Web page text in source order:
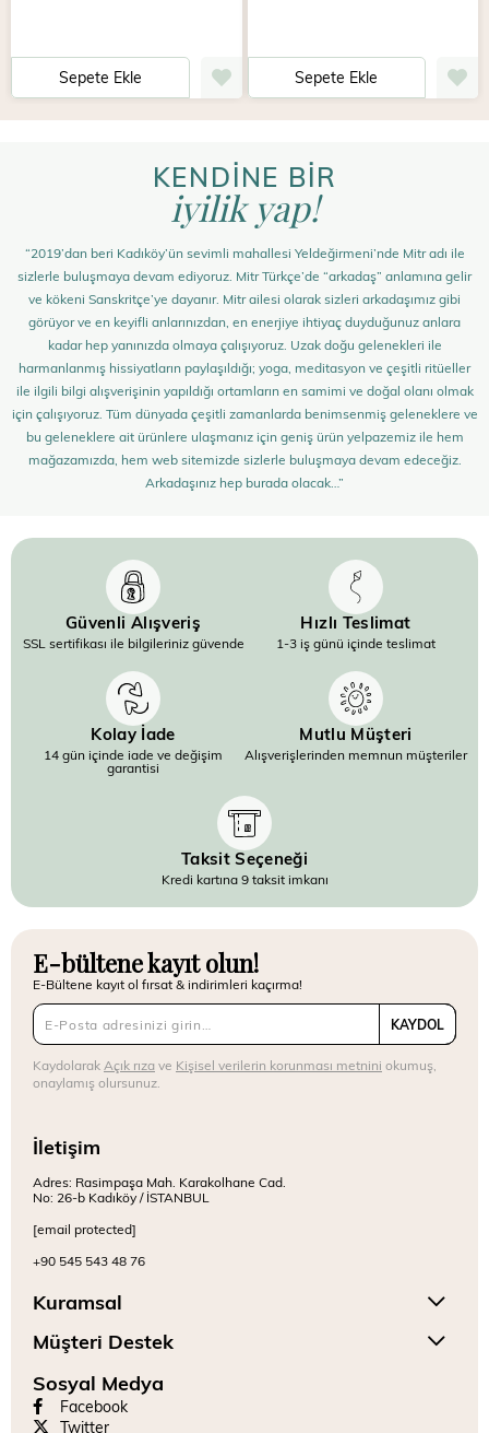
Sepete Ekle Sepete Ekle
KENDİNE BİR
iyilik yap!
“2019’dan beri Kadıköy’ün sevimli mahallesi Yeldeğirmeni’nde Mitr adı ile
sizlerle buluşmaya devam ediyoruz. Mitr Türkçe’de “arkadaş” anlamına gelir
ve kökeni Sanskritçe’ye dayanır. Mitr ailesi olarak sizleri arkadaşımız gibi
görüyor ve en keyifli anlarınızdan, en enerjiye ihtiyaç duyduğunuz anlara
kadar hep yanınızda olmaya çalışıyoruz. Uzak doğu gelenekleri ile
harmanlanmış hissiyatların paylaşıldığı; yoga, meditasyon ve çeşitli ritüeller
ile ilgili bilgi alışverişinin yapıldığı ortamların en samimi ve doğal olanı olmak
için çalışıyoruz. Tüm dünyada çeşitli zamanlarda benimsenmiş geleneklere ve
bu geleneklere ait ürünlere ulaşmanız için geniş ürün yelpazemiz ile hem
mağazamızda, hem web sitemizde sizlerle buluşmaya devam edeceğiz.
Arkadaşınız hep burada olacak…”
Güvenli Alışveriş
SSL sertifikası ile bilgileriniz güvende
Hızlı Teslimat
1-3 iş günü içinde teslimat
Kolay İade
14 gün içinde iade ve değişim
garantisi
Mutlu Müşteri
Alışverişlerinden memnun müşteriler
Taksit Seçeneği
Kredi kartına 9 taksit imkanı
E-bültene kayıt olun!
E-Bültene kayıt ol fırsat & indirimleri kaçırma!
KAYDOL
Kaydolarak Açık rızave Kişisel verilerin korunması metnini okumuş,
onaylamış olursunuz.
İletişim
Adres: Rasimpaşa Mah. Karakolhane Cad.
No: 26-b Kadıköy / İSTANBUL
[email protected]
+90 545 543 48 76
Kuramsal
Müşteri Destek
Sosyal Medya
Facebook
Twitter